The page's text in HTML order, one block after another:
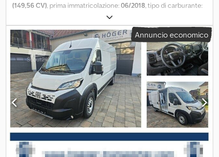
(149,56 CV) , prima immatricolazione:06/2018 , tipo di carburante:
3.500 kg
ingranaggio:meccanico, Peso totale ammissibile: 3500kg Chjdpfx
Ajzrp Niel Nja
Annuncio economico